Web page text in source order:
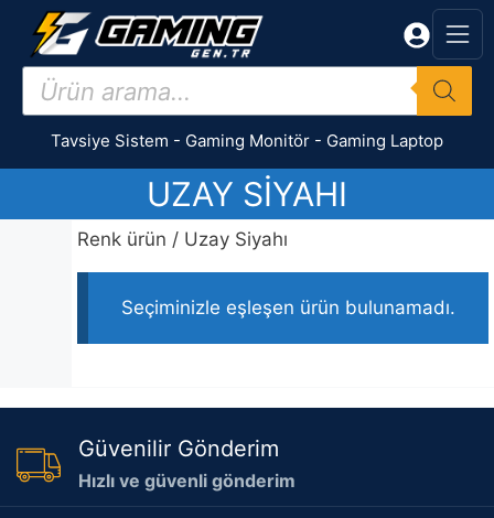
İçeriğe
Products
search
Tavsiye Sistem - Gaming Monitör - Gaming Laptop
UZAY SIYAHI
Renk ürün / Uzay Siyahı
Seçiminizle eşleşen ürün bulunamadı.
Güvenilir Gönderim
Hızlı ve güvenli gönderim